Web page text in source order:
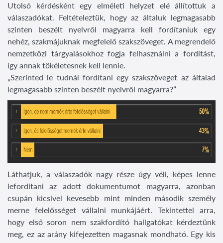
Utolsó kérdésként egy elméleti helyzet elé állítottuk a
válaszadókat. Feltételeztük, hogy az általuk legmagasabb
szinten beszélt nyelvről magyarra kell fordítaniuk egy
nehéz, szakmájuknak megfelelő szakszöveget. A megrendelő
nemzetközi tárgyalásokhoz fogja felhasználni a fordítást,
így annak tökéletesnek kell lennie.
„Szerinted le tudnál fordítani egy szakszöveget az általad
legmagasabb szinten beszélt nyelvről magyarra?”
Láthatjuk, a válaszadók nagy része úgy véli, képes lenne
lefordítani az adott dokumentumot magyarra, azonban
csupán kicsivel kevesebb mint minden második személy
merne felelősséget vállalni munkájáért. Tekintettel arra,
hogy első soron nem szakfordító hallgatókat kérdeztünk
meg, ez az arány kifejezetten magasnak mondható. Egy kis